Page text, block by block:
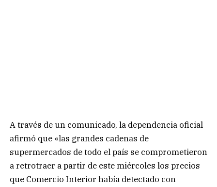
A través de un comunicado, la dependencia oficial
afirmó que «las grandes cadenas de
supermercados de todo el país se comprometieron
a retrotraer a partir de este miércoles los precios
que Comercio Interior había detectado con